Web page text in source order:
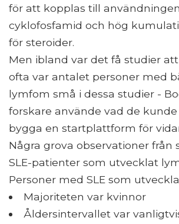
för att kopplas till
cyklofosfamid och hög
för steroider.
Men ibland var det få studier
ofta var antalet personer med
lymfom små i dessa studier -
forskare använde vad de
bygga en startplattform för
Några grova observationer från
SLE-patienter som utvecklat
Personer med SLE som
Majoriteten var kvinnor
Åldersintervallet var